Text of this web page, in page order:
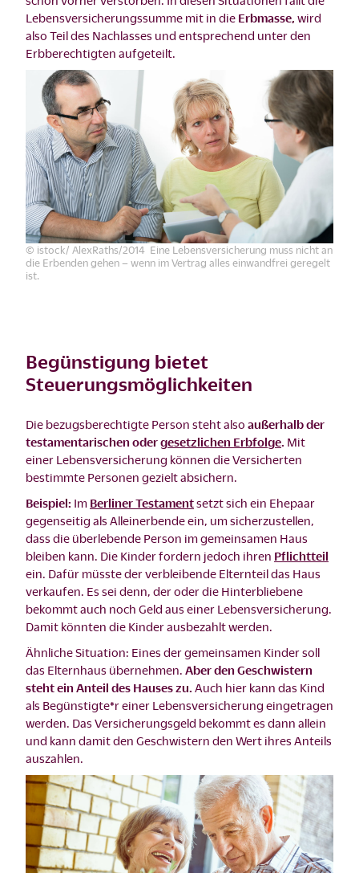
Lebensversicherungssumme mit in die Erbmasse, wird
also Teil des Nachlasses und entsprechend unter den
Erbberechtigten aufgeteilt.
© istock/ AlexRaths/2014 Eine Lebensversicherung muss nicht an
die Erbenden gehen – wenn im Vertrag alles einwandfrei geregelt
ist.
Begünstigung bietet
Steuerungsmöglichkeiten
Die bezugsberechtigte Person steht also außerhalb der
testamentarischen odergesetzlichen Erbfolge Mit
einer Lebensversicherung können die Versicherten
bestimmte Personen gezielt absichern.
Beispiel: Im Berliner Testamentsetzt sich ein Ehepaar
gegenseitig als Alleinerbende ein, um sicherzustellen,
dass die überlebende Person im gemeinsamen Haus
bleiben kann. Die Kinder fordern jedoch ihren Pflichtteil
ein. Dafür müsste der verbleibende Elternteil das Haus
verkaufen. Es sei denn, der oder die Hinterbliebene
bekommt auch noch Geld aus einer Lebensversicherung.
Damit könnten die Kinder ausbezahlt werden.
Ähnliche Situation: Eines der gemeinsamen Kinder soll
das Elternhaus übernehmen. Aber den Geschwistern
steht ein Anteil des Hauses zu. Auch hier kann das Kind
als Begünstigte*r einer Lebensversicherung eingetragen
werden. Das Versicherungsgeld bekommt es dann allein
und kann damit den Geschwistern den Wert ihres Anteils
auszahlen.